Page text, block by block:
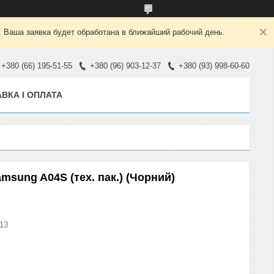
заявка будет обработана в ближайший рабочий день.
+380 (66) 195-51-55 +380 (96) 903-12-37 +380 (93) 998-60-60
І ОПЛАТА
A04S (тех. пак.) (Чорний)